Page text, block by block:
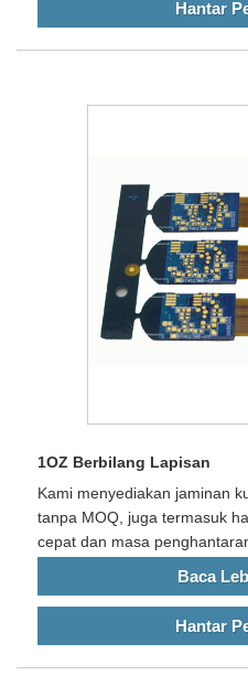
Hantar
1OZ Berbilang Lapisan
Kami menyediakan jaminan
tanpa MOQ, juga termasuk
cepat dan masa
Baca
Hantar